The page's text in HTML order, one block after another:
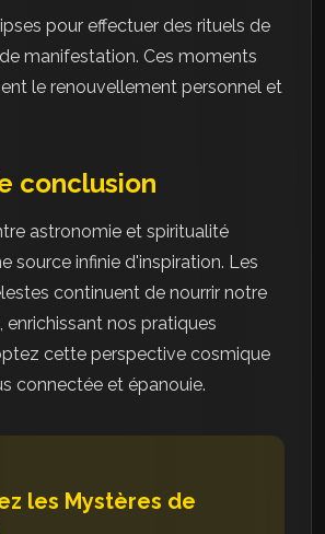
pour effectuer des rituels de
manifestation. Ces moments
le renouvellement personnel et
conclusion
astronomie et spiritualité
source infinie d'inspiration. Les
continuent de nourrir notre
enrichissant nos pratiques
cette perspective cosmique
connectée et épanouie.
les Mystères de